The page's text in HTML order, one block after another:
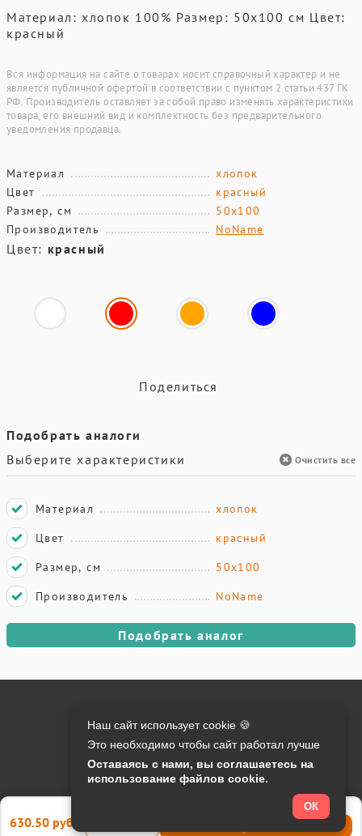
Материал: хлопок 100% Размер: 50х100 см Цвет:
красный
Вся информация на сайте о товарах носит справочный характер и не
является публичной офертой в соответствии с пунктом 2 статьи 437 ГК
РФ. Производитель оставляет за собой право изменять характеристики
товара, его внешний вид и комплектность без предварительного
уведомления продавца.
Материал
хлопок
Цвет
красный
Размер, см
50х100
Производитель
NoName
Цвет: красный
Поделиться
Подобрать аналоги
Выберите характеристики
Очистить все
Материал
хлопок
Цвет
красный
Размер, см
50х100
Производитель
NoName
Подобрать аналог
630.50 руб.
Контакты:
info@o-manager.ru
Онлайн оплата на сайте:
Наш сайт использует cookie 🍪
Это необходимо чтобы сайт работал лучше
Оставаясь с нами, вы соглашаетесь на
использование файлов cookie.
ОК